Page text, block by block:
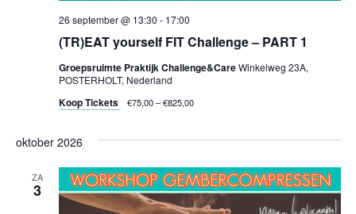
(TR)EAT yourself FIT Challenge – PART 1
26 september @ 13:30 - 17:00
Groepsruimte Praktijk Challenge&CareWinkelweg 23A,
POSTERHOLT, Nederland
Koop Tickets €75,00 – €825,00
oktober 2026
ZA
3